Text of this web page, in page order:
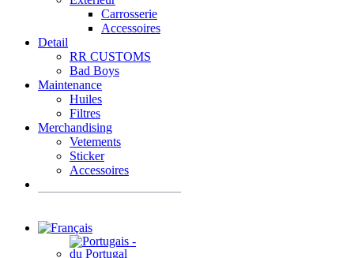
Carrosserie
Accessoires
Detail
RR CUSTOMS
Bad Boys
Maintenance
Huiles
Filtres
Merchandising
Vetements
Sticker
Accessoires